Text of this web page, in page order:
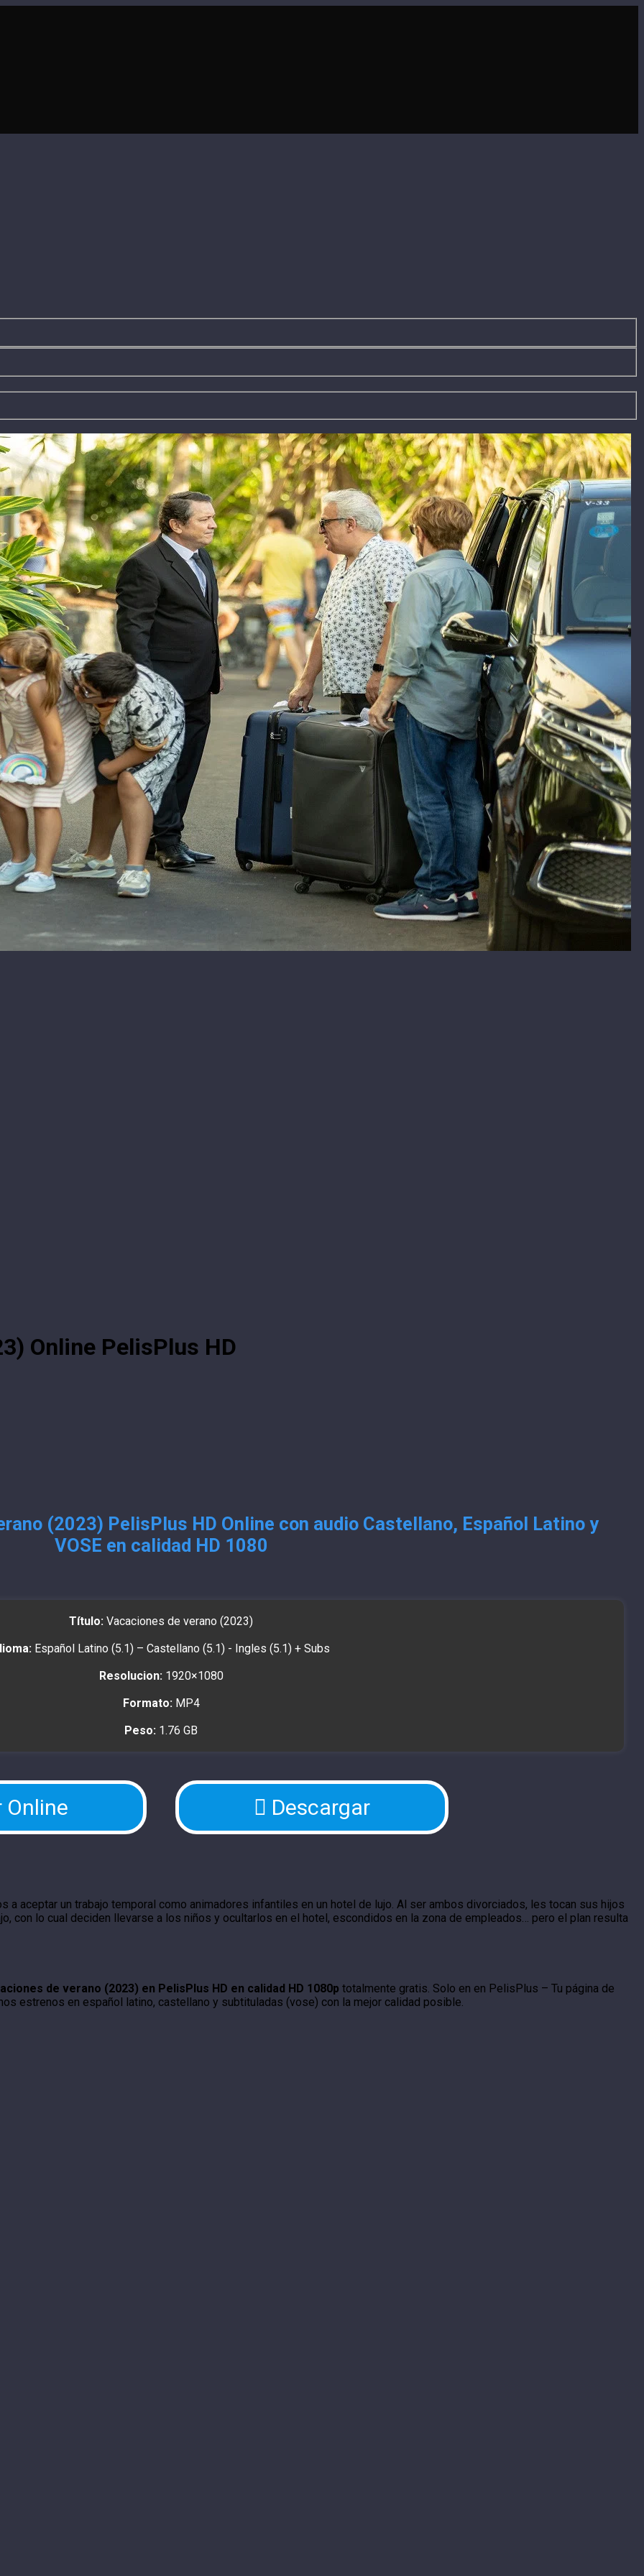
Online PelisPlus HD
(2023) PelisPlus HD Online con audio Castellano, Español Latino y
VOSE en calidad HD 1080
Título: Vacaciones de verano (2023)
Español Latino (5.1) – Castellano (5.1) - Ingles (5.1) + Subs
Resolucion: 1920×1080
Formato: MP4
Peso: 1.76 GB
Descargar
a aceptar un trabajo temporal como animadores infantiles en un hotel de lujo. Al ser ambos divorciados, les tocan sus hijos
con lo cual deciden llevarse a los niños y ocultarlos en el hotel, escondidos en la zona de empleados… pero el plan resulta
de verano (2023) en PelisPlus HD en calidad HD 1080p totalmente gratis. Solo en en PelisPlus – Tu página de
estrenos en español latino, castellano y subtituladas (vose) con la mejor calidad posible.